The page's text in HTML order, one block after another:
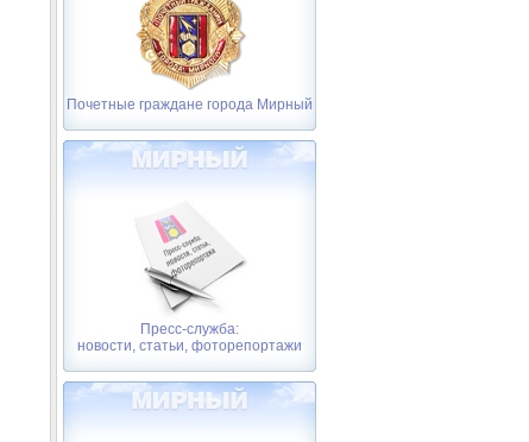
Почетные граждане города Мирный
Пресс-служба:
новости, статьи, фоторепортажи